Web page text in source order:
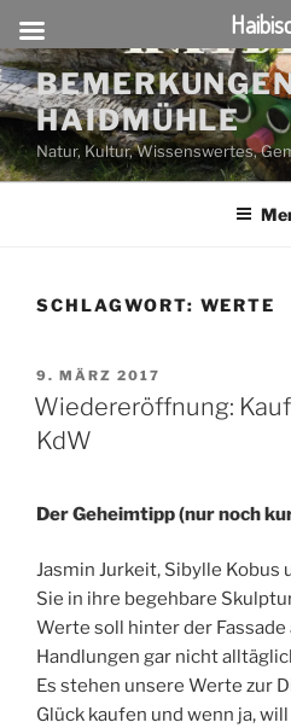
Zum
Inhalt
springenHAIDMÜHLE
Natur, Kultur, Wissenswertes,
SCHLAGWORT: WERTE
VERÖFFENTLICHT
AM
9. MÄRZ 2017
Wiedereröffnung:
KdW
Der Geheimtipp (nur noch
Jasmin Jurkeit, Sibylle Kobus
Sie in ihre begehbare
Werte soll hinter der
Handlungen gar nicht
Es stehen unsere Werte zur
Glück kaufen und wenn ja,